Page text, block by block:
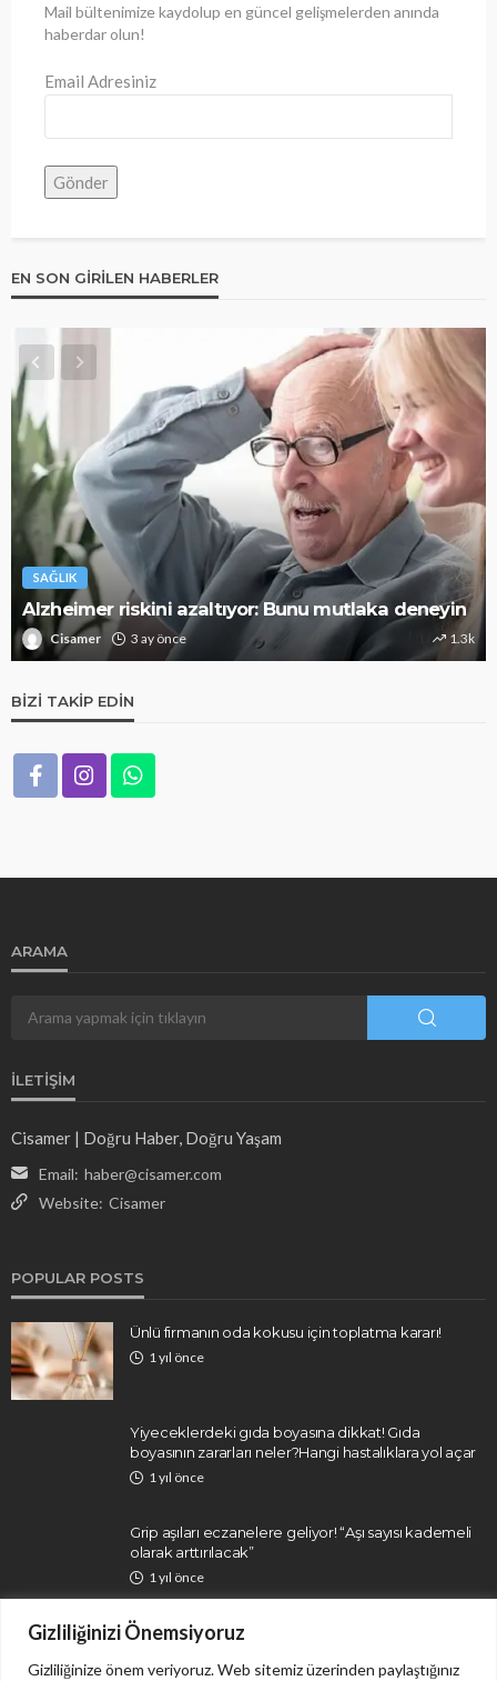
Gizliliğinizi Önemsiyoruz
Gizliliğinize önem veriyoruz. Web sitemiz üzerinden paylaştığınız
Mail bültenimize kaydolup en güncel gelişmelerden anında
haberdar olun!
Email Adresiniz
EN SON GIRILEN HABERLER
SAĞLIK
Alzheimer riskini azaltıyor: Bunu mutlaka deneyin
Cisamer 3 ay önce 1.3k
BIZI TAKIP EDIN
ARAMA
İLETIŞIM
Cisamer | Doğru Haber, Doğru Yaşam
Email: haber@cisamer.com
Website: Cisamer
POPULAR POSTS
Ünlü firmanın oda kokusu için toplatma kararı!
1 yıl önce
Yiyeceklerdeki gıda boyasına dikkat! Gıda
boyasının zararları neler?Hangi hastalıklara yol açar
1 yıl önce
Grip aşıları eczanelere geliyor! “Aşı sayısı kademeli
olarak arttırılacak”
1 yıl önce